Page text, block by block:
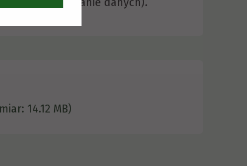
14.12 MB)